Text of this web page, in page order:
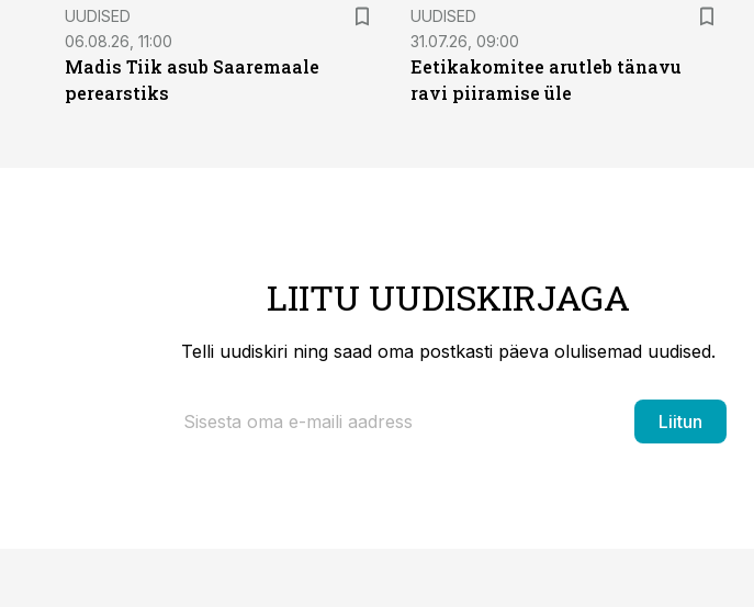
UUDISED
06.08.26, 11:00
Madis Tiik asub Saaremaale
perearstiks
UUDISED
31.07.26, 09:00
Eetikakomitee arutleb tänavu
ravi piiramise üle
LIITU UUDISKIRJAGA
Telli uudiskiri ning saad oma postkasti päeva olulisemad uudised.
Liitun